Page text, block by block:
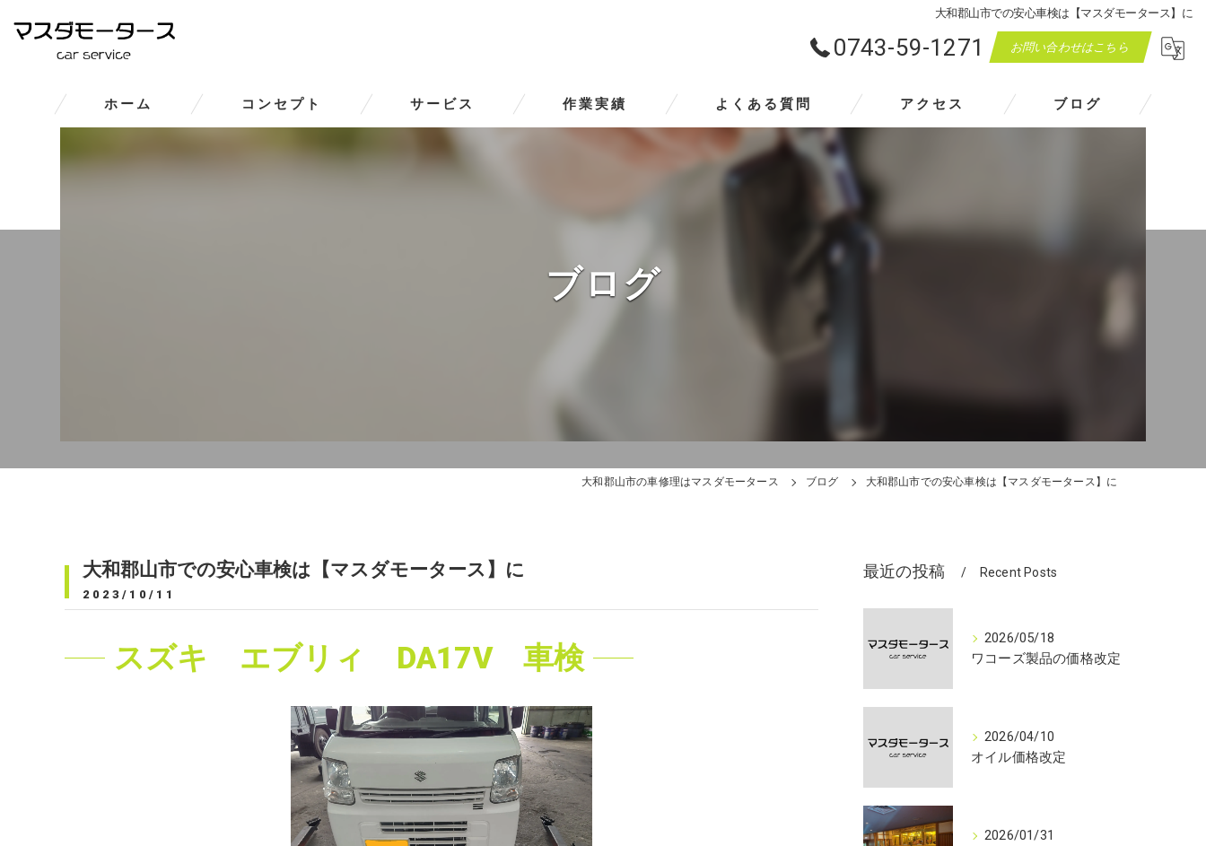
大和郡山市での安心車検は【マスダモータース】に
0743-59-1271 お問い合わせはこちら
ホーム コンセプト サービス 作業実績 よくある質問 アクセス ブログ
ブログ
大和郡山市の車修理はマスダモータース ブログ 大和郡山市での安心車検は【マスダモータース】に
大和郡山市での安心車検は【マスダモータース】に
2023/10/11
スズキ エブリィ DA17V 車検
最近の投稿 Recent Posts
2026/05/18
ワコーズ製品の価格改定
2026/04/10
オイル価格改定
2026/01/31